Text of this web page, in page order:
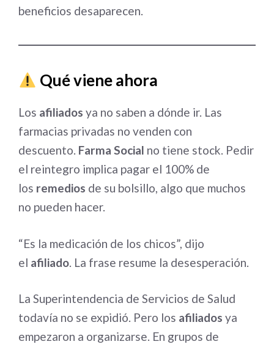
beneficios desaparecen.
Qué viene ahora
Los afiliados ya no saben a dónde ir. Las
farmacias privadas no venden con
descuento. Farma Social no tiene stock. Pedir
el reintegro implica pagar el 100% de
los remedios de su bolsillo, algo que muchos
no pueden hacer.
“Es la medicación de los chicos”, dijo
el afiliado. La frase resume la desesperación.
La Superintendencia de Servicios de Salud
todavía no se expidió. Pero los afiliados ya
empezaron a organizarse. En grupos de